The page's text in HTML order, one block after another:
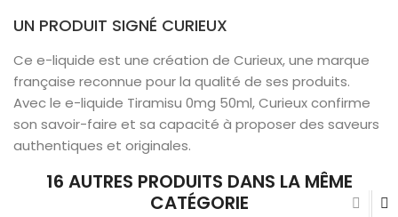
UN PRODUIT SIGNÉ CURIEUX
Ce e-liquide est une création de Curieux, une marque
française reconnue pour la qualité de ses produits.
Avec le e-liquide Tiramisu 0mg 50ml, Curieux confirme
son savoir-faire et sa capacité à proposer des saveurs
authentiques et originales.
16 AUTRES PRODUITS DANS LA MÊME
CATÉGORIE